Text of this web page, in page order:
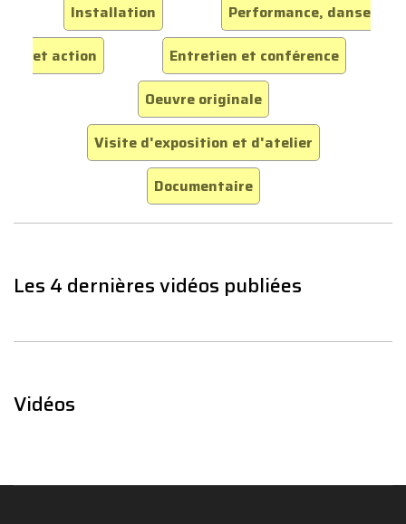
Installation
Performance, danse
et action
Entretien et conférence
Oeuvre originale
Visite d'exposition et d'atelier
Documentaire
Les 4 dernières vidéos publiées
Vidéos